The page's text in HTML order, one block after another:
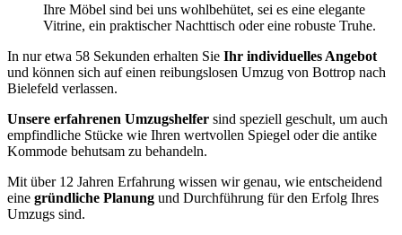
Ihre Möbel sind bei uns wohlbehütet, sei es eine elegante
Vitrine, ein praktischer Nachttisch oder eine robuste Truhe.
In nur etwa 58 Sekunden erhalten Sie Ihr individuelles Angebot
und können sich auf einen reibungslosen Umzug von Bottrop nach
Bielefeld verlassen.
Unsere erfahrenen Umzugshelfer sind speziell geschult, um auch
empfindliche Stücke wie Ihren wertvollen Spiegel oder die antike
Kommode behutsam zu behandeln.
Mit über 12 Jahren Erfahrung wissen wir genau, wie entscheidend
eine gründliche Planung und Durchführung für den Erfolg Ihres
Umzugs sind.